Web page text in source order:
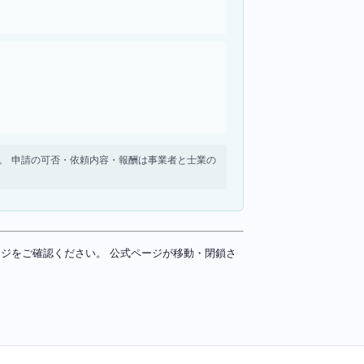
申請の可否・依頼内容・報酬は事業者と士業の
をご確認ください。 公式ページが移動・閉鎖さ